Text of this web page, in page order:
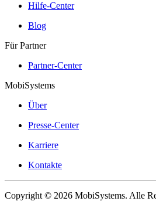
Hilfe-Center
Blog
Für Partner
Partner-Center
MobiSystems
Über
Presse-Center
Karriere
Kontakte
Copyright © 2026 MobiSystems. Alle